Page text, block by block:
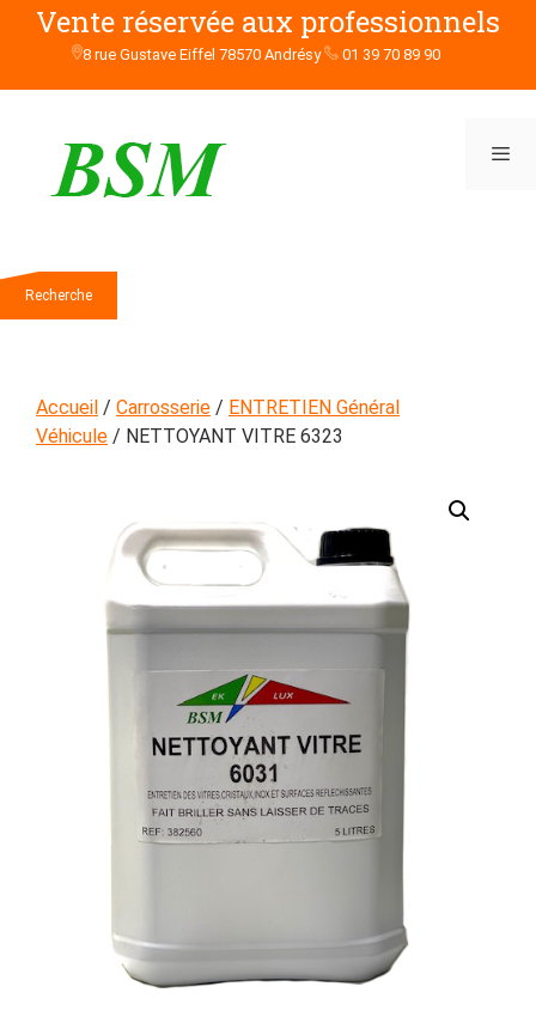
Vente réservée aux professionnels
8 rue Gustave Eiffel 78570 Andrésy 01 39 70 89 90
Recherche
Accueil / Carrosserie / ENTRETIEN Général
Véhicule / NETTOYANT VITRE 6323